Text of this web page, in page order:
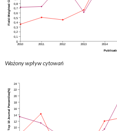
Ważony wpływ cytowań